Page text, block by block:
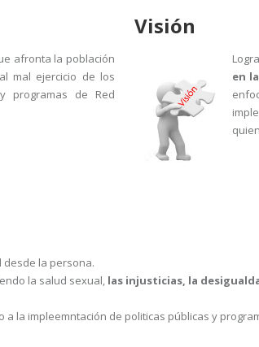
afronta la población
mal ejercicio de los
programas de Red
Visión
en
la persona.
la salud sexual, las injusticias, la
la impleemntación de politicas públicas y